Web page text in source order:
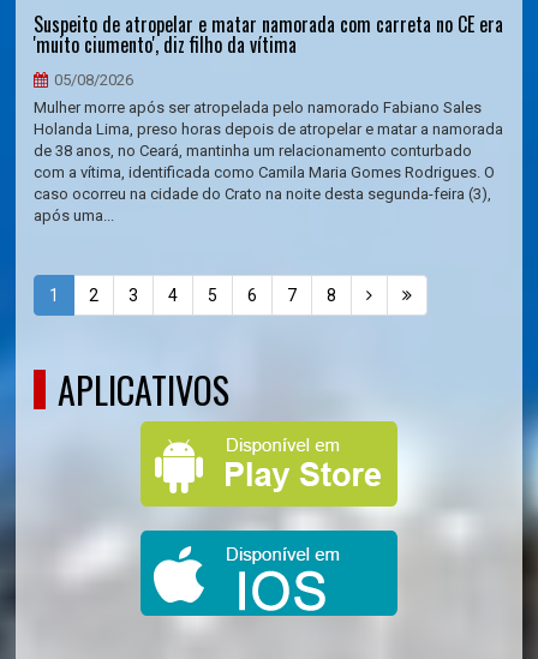
Suspeito de atropelar e matar namorada com carreta no CE era
'muito ciumento', diz filho da vítima
05/08/2026
Mulher morre após ser atropelada pelo namorado Fabiano Sales
Holanda Lima, preso horas depois de atropelar e matar a namorada
de 38 anos, no Ceará, mantinha um relacionamento conturbado
com a vítima, identificada como Camila Maria Gomes Rodrigues. O
caso ocorreu na cidade do Crato na noite desta segunda-feira (3),
após uma...
1 2 3 4 5 6 7 8
APLICATIVOS